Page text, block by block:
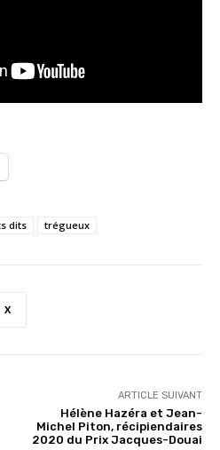
dits trégueux
X
ARTICLE SUIVANT
Hélène Hazéra et Jean-
Michel Piton, récipiendaires
2020 du Prix Jacques-Douai